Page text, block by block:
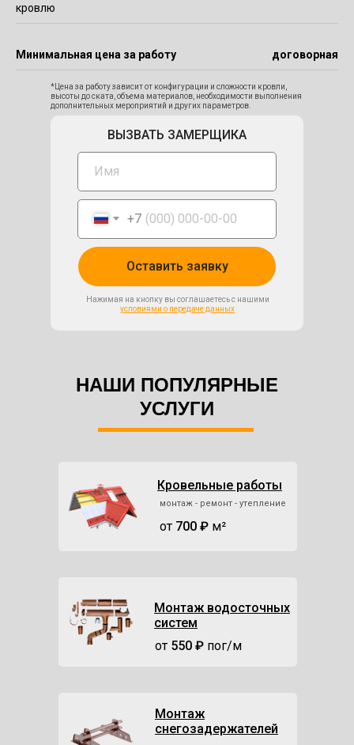
кровлю
Минимальная цена за работу договорная
+7
Оставить заявку
ВЫЗВАТЬ ЗАМЕРЩИКА
Нажимая на кнопку вы соглашаетесь с нашими
условиями о передаче данных
*Цена за работу зависит от конфигурации и сложности кровли,
высоты до ската, объема материалов, необходимости выполнения
дополнительных мероприятий и других параметров.
НАШИ ПОПУЛЯРНЫЕ
УСЛУГИ
кровельные работы любой сложности
Монтаж водосточных
систем
от 550 ₽ пог/м
Монтаж
снегозадержателей
от 700 ₽ м²
Кровельные работы
монтаж - ремонт - утепление